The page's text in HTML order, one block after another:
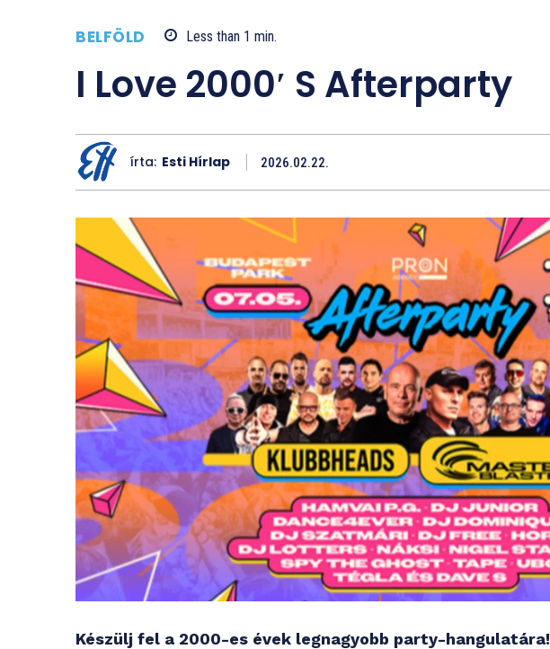
BELFÖLD Less than 1 min.
I Love 2000′ S Afterparty
írta: Esti Hírlap 2026.02.22.
Készülj fel a 2000-es évek legnagyobb party-hangulatára!